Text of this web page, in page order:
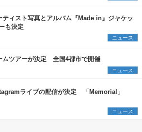
ィスト写真とアルバム『Made in』ジャケッ
も決定
ニュース
ムツアーが決定 全国4都市で開催
ニュース
ライブの配信が決定 「Memorial」
ニュース